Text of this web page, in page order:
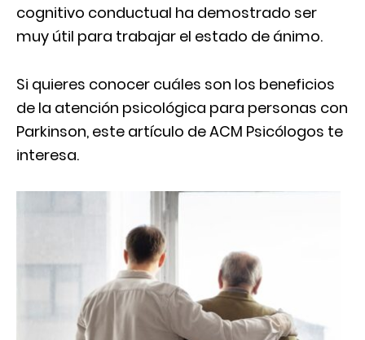
cognitivo conductual ha demostrado ser
muy útil para trabajar el estado de ánimo.
Si quieres conocer cuáles son los beneficios
de la atención psicológica para personas con
Parkinson, este artículo de ACM Psicólogos te
interesa.